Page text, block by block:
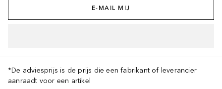
E-MAIL MIJ
*De adviesprijs is de prijs die een fabrikant of leverancier
aanraadt voor een artikel